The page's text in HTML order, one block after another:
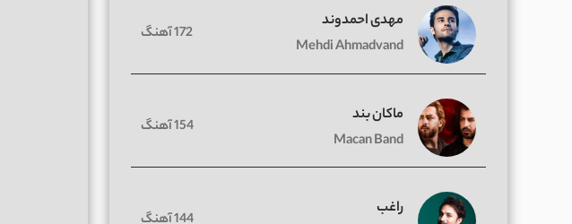
مهدی احمدوند
Mehdi Ahmadvand
172 آهنگ
ماکان بند
Macan Band
154 آهنگ
راغب